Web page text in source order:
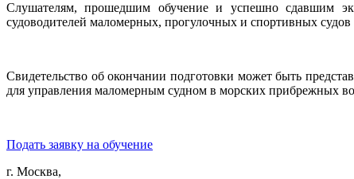
Слушателям, прошедшим обучение и успешно сдавшим
судоводителей маломерных, прогулочных и спортивных
Свидетельство об окончании подготовки может быть
для управления маломерным судном в морских прибрежных
Подать заявку на обучение
г. Москва,